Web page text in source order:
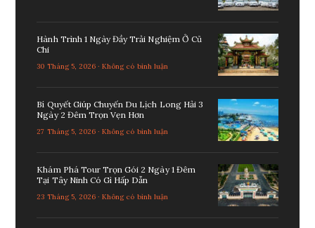
Hành Trình 1 Ngày Đầy Trải Nghiệm Ở Củ
Chi
30 Tháng 5, 2026 · Không có bình luận
Bí Quyết Giúp Chuyến Du Lịch Long Hải 3
Ngày 2 Đêm Trọn Vẹn Hơn
27 Tháng 5, 2026 · Không có bình luận
Khám Phá Tour Trọn Gói 2 Ngày 1 Đêm
Tại Tây Ninh Có Gì Hấp Dẫn
23 Tháng 5, 2026 · Không có bình luận